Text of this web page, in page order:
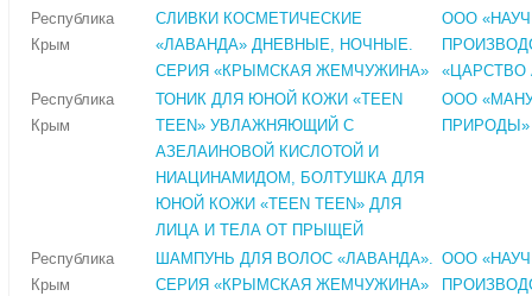
Республика
Крым
СЛИВКИ КОСМЕТИЧЕСКИЕ
«ЛАВАНДА» ДНЕВНЫЕ, НОЧНЫЕ.
СЕРИЯ «КРЫМСКАЯ ЖЕМЧУЖИНА»
ООО
«ЦАРСТВО
Республика
Крым
ТОНИК ДЛЯ ЮНОЙ КОЖИ «TEEN
TEEN» УВЛАЖНЯЮЩИЙ С
АЗЕЛАИНОВОЙ КИСЛОТОЙ И
НИАЦИНАМИДОМ, БОЛТУШКА ДЛЯ
ЮНОЙ КОЖИ «TEEN TEEN» ДЛЯ
ЛИЦА И ТЕЛА ОТ ПРЫЩЕЙ
ООО
ПРИРОДЫ»
Республика
Крым
ШАМПУНЬ ДЛЯ ВОЛОС «ЛАВАНДА».
СЕРИЯ «КРЫМСКАЯ ЖЕМЧУЖИНА»
ООО